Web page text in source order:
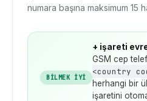
numara başına maksimum 15
BİLMEK İYİ
+ işareti
GSM cep
<country
herhangi bir
işaretini